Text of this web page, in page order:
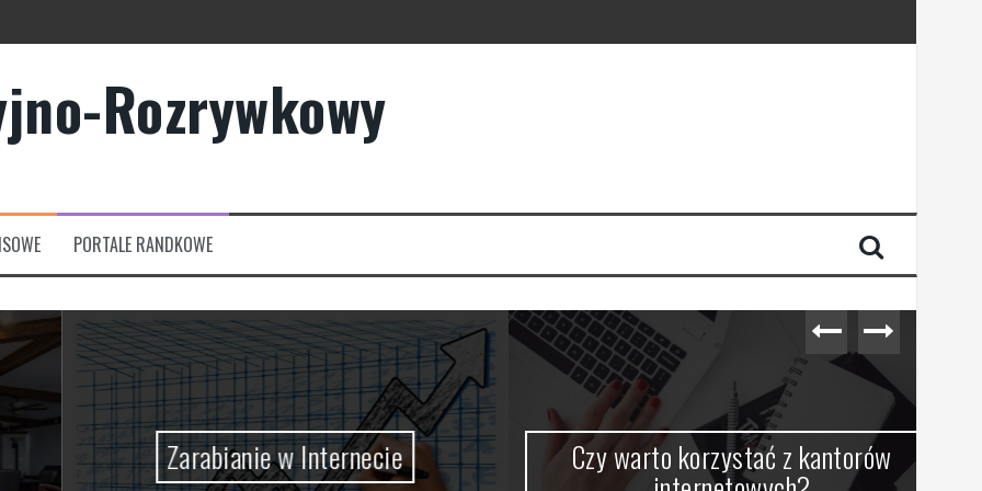
Rozrywkowy
PORTALE RANDKOWE
Zarabianie w Internecie Czy warto korzystać z kantorów